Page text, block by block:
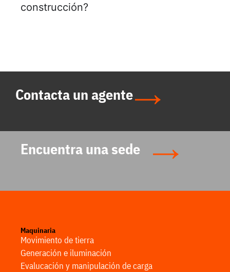
construcción?
Contacta un agente
Encuentra una sede
Maquinaria
Movimiento de tierra
Generación e iluminación
Evalucación y manipulación de carga